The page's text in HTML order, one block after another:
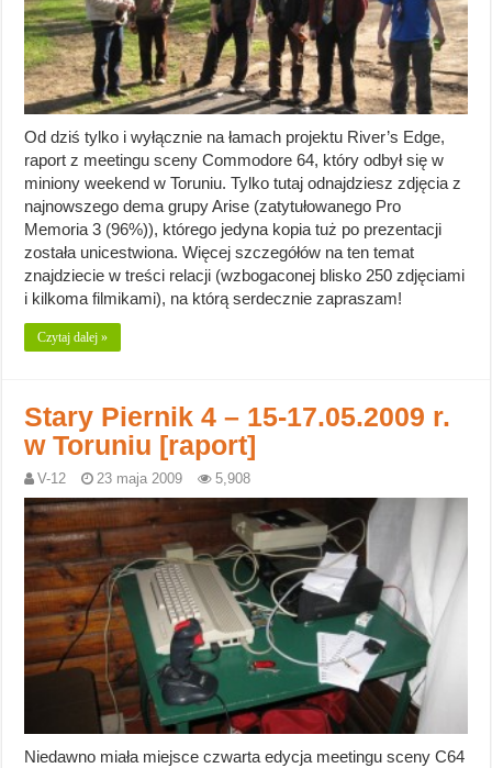
Od dziś tylko i wyłącznie na łamach projektu River’s Edge,
raport z meetingu sceny Commodore 64, który odbył się w
miniony weekend w Toruniu. Tylko tutaj odnajdziesz zdjęcia z
najnowszego dema grupy Arise (zatytułowanego Pro
Memoria 3 (96%)), którego jedyna kopia tuż po prezentacji
została unicestwiona. Więcej szczegółów na ten temat
znajdziecie w treści relacji (wzbogaconej blisko 250 zdjęciami
i kilkoma filmikami), na którą serdecznie zapraszam!
Czytaj dalej »
Stary Piernik 4 – 15-17.05.2009 r.
w Toruniu [raport]
V-12 23 maja 2009 5,908
Niedawno miała miejsce czwarta edycja meetingu sceny C64